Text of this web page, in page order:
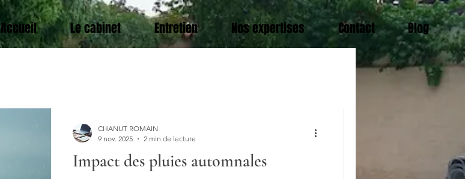
Accueil Le cabinet Entretien Nos expertises Contact Blog
Impact des pluies automnales
CHANUT ROMAIN
9 nov. 2025
2 min de lecture